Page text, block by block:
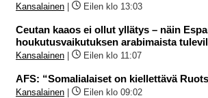
Kansalainen | Eilen klo 13:03
Ceutan kaaos ei ollut yllätys – näin
houkutusvaikutuksen arabimaista
Kansalainen | Eilen klo 11:07
AFS: “Somalialaiset on kiellettävä
Kansalainen | Eilen klo 09:02